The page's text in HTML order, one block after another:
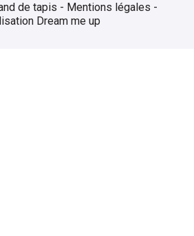
de tapis - Mentions légales -
Dream me up